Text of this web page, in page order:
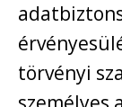
törvényi